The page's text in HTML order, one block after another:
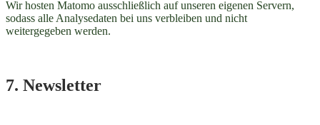
Wir hosten Matomo ausschließlich auf unseren eigenen Servern,
sodass alle Analysedaten bei uns verbleiben und nicht
weitergegeben werden.
7. Newsletter